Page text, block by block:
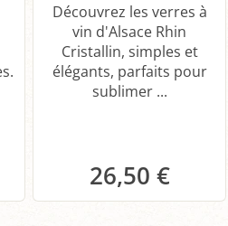
Découvrez les verres à
vin d'Alsace Rhin
Cristallin, simples et
élégants, parfaits pour
sublimer ...
26,50 €